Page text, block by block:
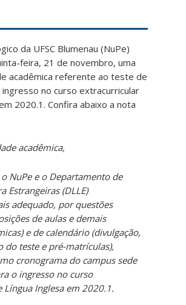
da UFSC Blumenau (NuPe)
feira, 21 de novembro, uma
acadêmica referente ao teste de
no curso extracurricular
2020.1. Confira abaixo a nota
acadêmica,
NuPe e o Departamento de
Estrangeiras (DLLE)
adequado, por questões
de aulas e demais
e de calendário (divulgação,
do teste e pré-matrículas),
cronograma do campus sede
o ingresso no curso
Inglesa em 2020.1.